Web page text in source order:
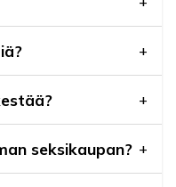
seksikaupan?